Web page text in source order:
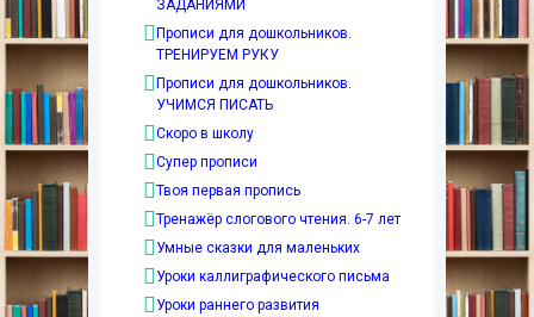
ЗАДАНИЯМИ
Прописи для дошкольников.
ТРЕНИРУЕМ РУКУ
Прописи для дошкольников.
УЧИМСЯ ПИСАТЬ
Скоро в школу
Супер прописи
Твоя первая пропись
Тренажёр слогового чтения. 6-7 лет
Умные сказки для маленьких
Уроки каллиграфического письма
Уроки раннего развития